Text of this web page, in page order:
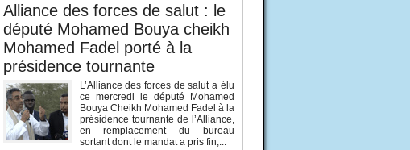
Alliance des forces de salut : le
député Mohamed Bouya cheikh
Mohamed Fadel porté à la
présidence tournante
L’Alliance des forces de salut a élu
ce mercredi le député Mohamed
Bouya Cheikh Mohamed Fadel à la
présidence tournante de l’Alliance,
en remplacement du bureau
sortant dont le mandat a pris fin,...